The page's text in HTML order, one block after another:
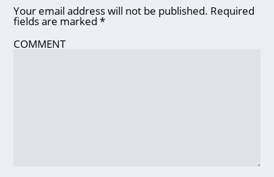
Your email address will not be published. Required
fields are marked*
COMMENT